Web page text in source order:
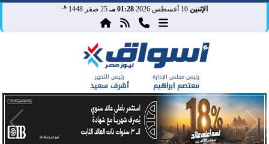
الإثنين 10 أغسطس 2026 01:28 مـ 25 صفر 1448 هـ
رئيس مجلس الإدارة
معتصم ابراهيم
رئيس التحرير
أشرف سعيد